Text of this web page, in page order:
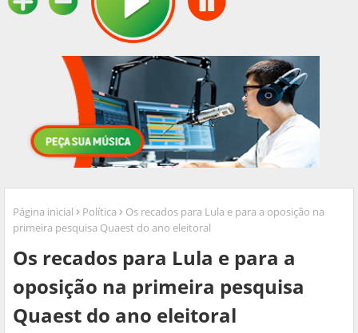
Página inicial Política
Os recados para Lula e para a oposição na
primeira pesquisa Quaest do ano eleitoral
Os recados para Lula e para a
oposição na primeira pesquisa
Quaest do ano eleitoral